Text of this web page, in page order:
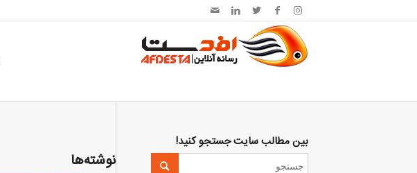
نوشته‌ها
بین مطالب سایت جستجو کنید!